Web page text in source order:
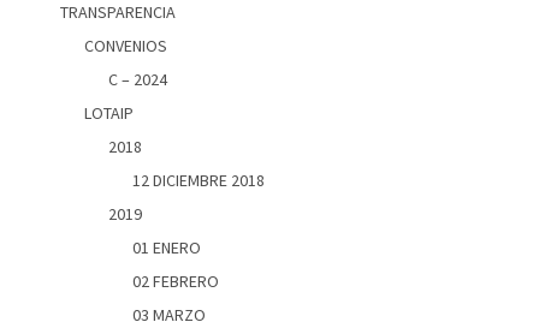
TRANSPARENCIA
CONVENIOS
C – 2024
LOTAIP
2018
12 DICIEMBRE 2018
2019
01 ENERO
02 FEBRERO
03 MARZO